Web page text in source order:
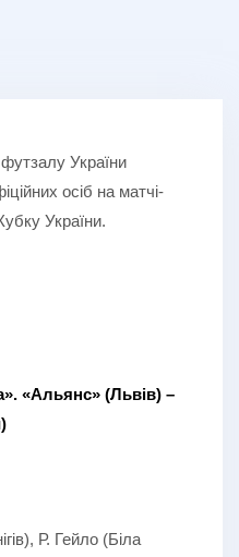
футзалу України
осіб на матчі-
України.
«Альянс» (Львів) –
Р. Гейло (Біла